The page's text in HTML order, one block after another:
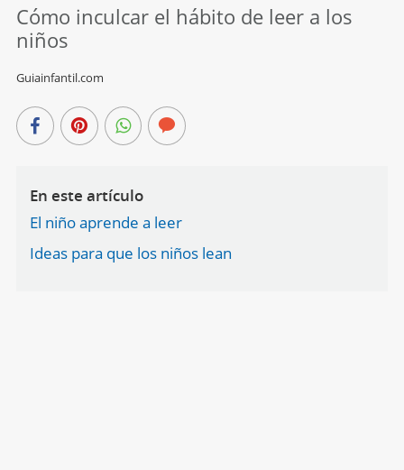
Cómo inculcar el hábito de leer a los
niños
Guiainfantil.com
En este artículo
El niño aprende a leer
Ideas para que los niños lean